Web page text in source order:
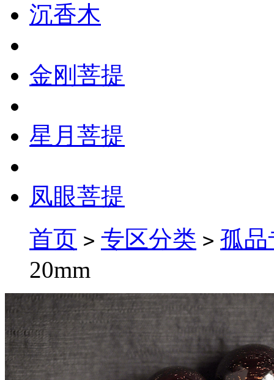
沉香木
金刚菩提
星月菩提
凤眼菩提
首页 > 专区分类 > 孤品
20mm